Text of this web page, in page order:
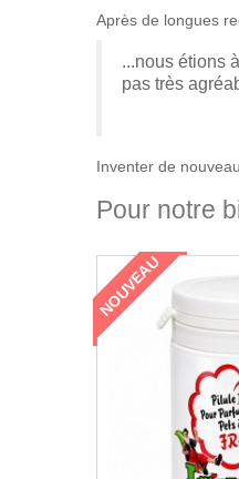
Après de longues
...nous étions
pas très
Inventer de
Pour notre
NOUVEAU